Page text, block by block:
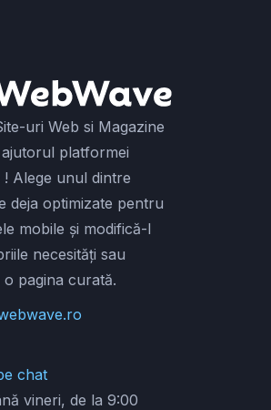
uri Web si Magazine
platformei
! Alege unul dintre
deja optimizate pentru
mobile și modifică-l
necesități sau
pagina curată.
chat
vineri, de la 9:00